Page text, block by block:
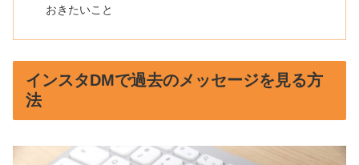
おきたいこと
インスタDMで過去のメッセージを見る方
法